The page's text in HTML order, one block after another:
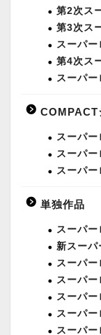
第2次ス
第3次ス
スーパ
第4次ス
スーパ
COMPACT
スーパ
スーパ
スーパ
単独作品
スーパ
新スーパ
スーパ
スーパ
スーパ
スーパ
スーパ